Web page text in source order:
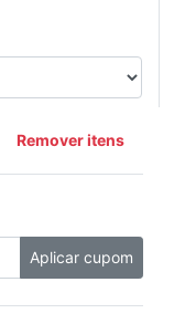
Remover itens
Aplicar cupom